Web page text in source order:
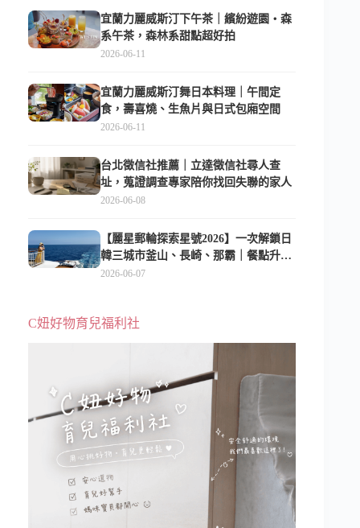
宜蘭力麗威斯汀下午茶｜繽紛遊園・森
系午茶，森林系甜點超好拍
2026-06-11
宜蘭力麗威斯汀舞日本料理｜午間定
食，壽喜燒、生魚片與日式包廂空間
2026-06-11
台北徵信社推薦｜立達徵信社尋人查
址，蒐證調查專家陪你找回失聯的家人
2026-06-08
【麗星郵輪探索星號2026】一次解鎖日
韓三城市釜山、長崎、那霸｜餐點升
級、表演更新、船上慶生超難忘
2026-06-07
C妞好物育兒福利社